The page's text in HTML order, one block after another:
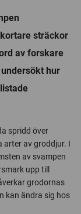
sträckor
av forskare
hur
spridd över
arter av groddjur. I
av svampen
upp till
grodornas
kan ändra sig hos